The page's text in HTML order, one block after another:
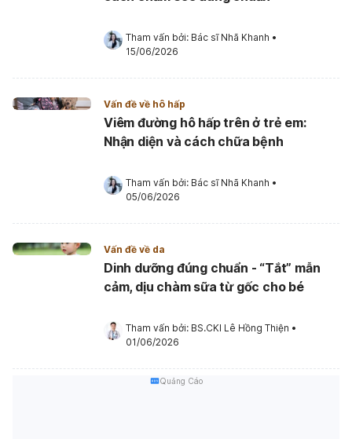
Tham vấn bởi: Bác sĩ Nhã Khanh •
15/06/2026
Vấn đề về hô hấp
Viêm đường hô hấp trên ở trẻ em:
Nhận diện và cách chữa bệnh
Tham vấn bởi: Bác sĩ Nhã Khanh •
05/06/2026
Vấn đề về da
Dinh dưỡng đúng chuẩn - “Tắt” mẫn
cảm, dịu chàm sữa từ gốc cho bé
Tham vấn bởi: BS.CKI Lê Hồng Thiện •
01/06/2026
Quảng Cáo